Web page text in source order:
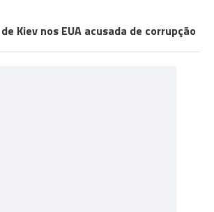
Kiev nos EUA acusada de corrupção